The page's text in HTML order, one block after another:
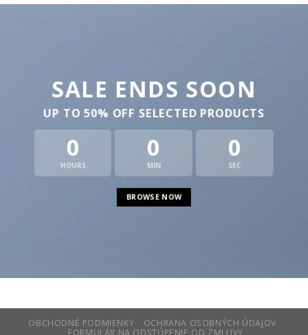
SALE ENDS SOON
UP TO50% OFF SELECTED PRODUCTS
0
HOURS
0
MIN
0
SEC
BROWSE NOW
OBCHODNÉ PODMIENKY
OCHRANA OSOBNÝCH ÚDAJOV
FORMULÁR NA ODSTÚPENIE OD ZMLUVY